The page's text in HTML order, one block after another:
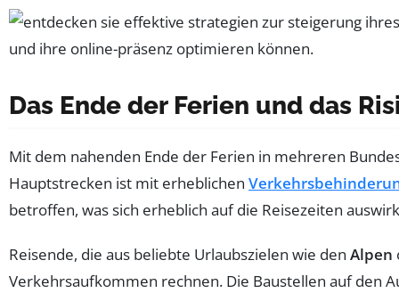
Das Ende der Ferien und das
Mit dem nahenden Ende der Ferien in mehreren
Hauptstrecken ist mit erheblichen
betroffen, was sich erheblich auf die Reisezeiten
Reisende, die aus beliebte Urlaubszielen wie den Alpen
Verkehrsaufkommen rechnen. Die Baustellen auf den